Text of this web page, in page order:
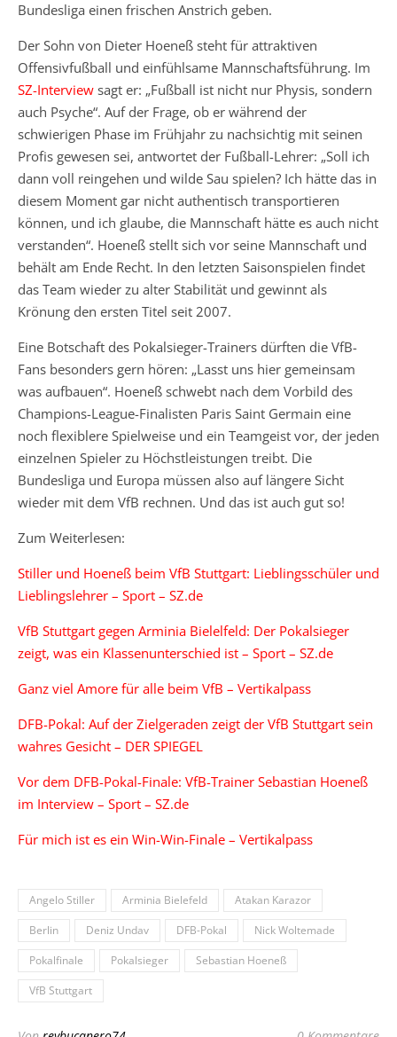
Bundesliga einen frischen Anstrich geben.
Der Sohn von Dieter Hoeneß steht für attraktiven
Offensivfußball und einfühlsame Mannschaftsführung. Im
SZ-Interview sagt er: „Fußball ist nicht nur Physis, sondern
auch Psyche“. Auf der Frage, ob er während der
schwierigen Phase im Frühjahr zu nachsichtig mit seinen
Profis gewesen sei, antwortet der Fußball-Lehrer: „Soll ich
dann voll reingehen und wilde Sau spielen? Ich hätte das in
diesem Moment gar nicht authentisch transportieren
können, und ich glaube, die Mannschaft hätte es auch nicht
verstanden“. Hoeneß stellt sich vor seine Mannschaft und
behält am Ende Recht. In den letzten Saisonspielen findet
das Team wieder zu alter Stabilität und gewinnt als
Krönung den ersten Titel seit 2007.
Eine Botschaft des Pokalsieger-Trainers dürften die VfB-
Fans besonders gern hören: „Lasst uns hier gemeinsam
was aufbauen“. Hoeneß schwebt nach dem Vorbild des
Champions-League-Finalisten Paris Saint Germain eine
noch flexiblere Spielweise und ein Teamgeist vor, der jeden
einzelnen Spieler zu Höchstleistungen treibt. Die
Bundesliga und Europa müssen also auf längere Sicht
wieder mit dem VfB rechnen. Und das ist auch gut so!
Zum Weiterlesen:
Stiller und Hoeneß beim VfB Stuttgart: Lieblingsschüler und
Lieblingslehrer – Sport – SZ.de
VfB Stuttgart gegen Arminia Bielelfeld: Der Pokalsieger
zeigt, was ein Klassenunterschied ist – Sport – SZ.de
Ganz viel Amore für alle beim VfB – Vertikalpass
DFB-Pokal: Auf der Zielgeraden zeigt der VfB Stuttgart sein
wahres Gesicht – DER SPIEGEL
Vor dem DFB-Pokal-Finale: VfB-Trainer Sebastian Hoeneß
im Interview – Sport – SZ.de
Für mich ist es ein Win-Win-Finale – Vertikalpass
Angelo Stiller Arminia Bielefeld
Atakan Karazor
Berlin
Deniz Undav DFB-Pokal
Nick Woltemade
Pokalfinale
Pokalsieger
Sebastian Hoeneß
VfB Stuttgart